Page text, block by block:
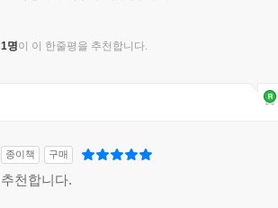
1명이 이 한줄평을 추천합니다.
종이책 구매
추천합니다.